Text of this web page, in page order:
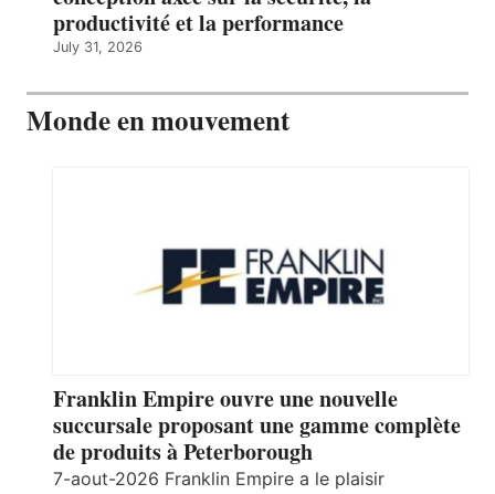
productivité et la performance
July 31, 2026
Monde en mouvement
Franklin Empire ouvre une nouvelle
succursale proposant une gamme complète
de produits à Peterborough
7-aout-2026 Franklin Empire a le plaisir